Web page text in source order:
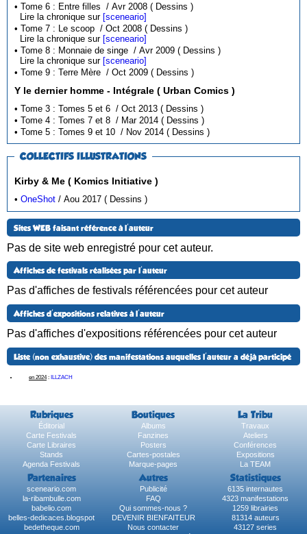
• Tome 6 : Entre filles / Avr 2008 ( Dessins )
Lire la chronique sur [sceneario]
• Tome 7 : Le scoop / Oct 2008 ( Dessins )
Lire la chronique sur [sceneario]
• Tome 8 : Monnaie de singe / Avr 2009 ( Dessins )
Lire la chronique sur [sceneario]
• Tome 9 : Terre Mère / Oct 2009 ( Dessins )
Y le dernier homme - Intégrale ( Urban Comics )
• Tome 3 : Tomes 5 et 6 / Oct 2013 ( Dessins )
• Tome 4 : Tomes 7 et 8 / Mar 2014 ( Dessins )
• Tome 5 : Tomes 9 et 10 / Nov 2014 ( Dessins )
COLLECTIFS ILLUSTRATIONS
Kirby & Me ( Komics Initiative )
•OneShot / Aou 2017 ( Dessins )
Sites WEB faisant référence à l'auteur
Pas de site web enregistré pour cet auteur.
Affiches de festivals réalisées par l'auteur
Pas d'affiches de festivals référencées pour cet auteur
Affiches d'expositions relatives à l'auteur
Pas d'affiches d'expositions référencées pour cet auteur
Liste (non exhaustive) des manifestations auquelles l'auteur a déjà participé
en 2024: ILLZACH
Rubriques Boutiques La Tribu
Éditorial Albums
Travaux
Carte Festivals
Fanzines
Ateliers
Carte Libraires
Posters
Conférences
Stands
Cartes-postales
Expositions
Agenda Festivals
Marque-pages La TEAM
Partenaires Autres Statistiques
sceneario.com Publicité
6135 internautes
la-ribambulle.com
FAQ
4323 manifestations
babelio.com
Qui sommes-nous ?
1259 librairies
belles-dedicaces.blogspot
DEVENIR BIENFAITEUR
81314 auteurs
bedetheque.com
Nous contacter
43127 series